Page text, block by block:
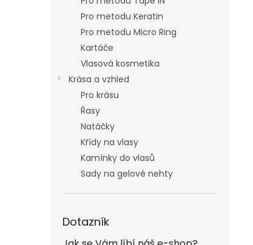
Pro metodu Keratin
Pro metodu Micro Ring
Kartáče
Vlasová kosmetika
Krása a vzhled
Pro krásu
Řasy
Natáčky
Křídy na vlasy
Kamínky do vlasů
Sady na gelové nehty
Dotazník